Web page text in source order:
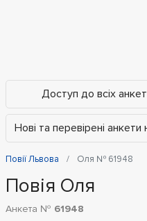
Доступ до всіх
Нові та перевірені
Повії Львова Оля № 61948
Повія Оля
Анкета № 61948